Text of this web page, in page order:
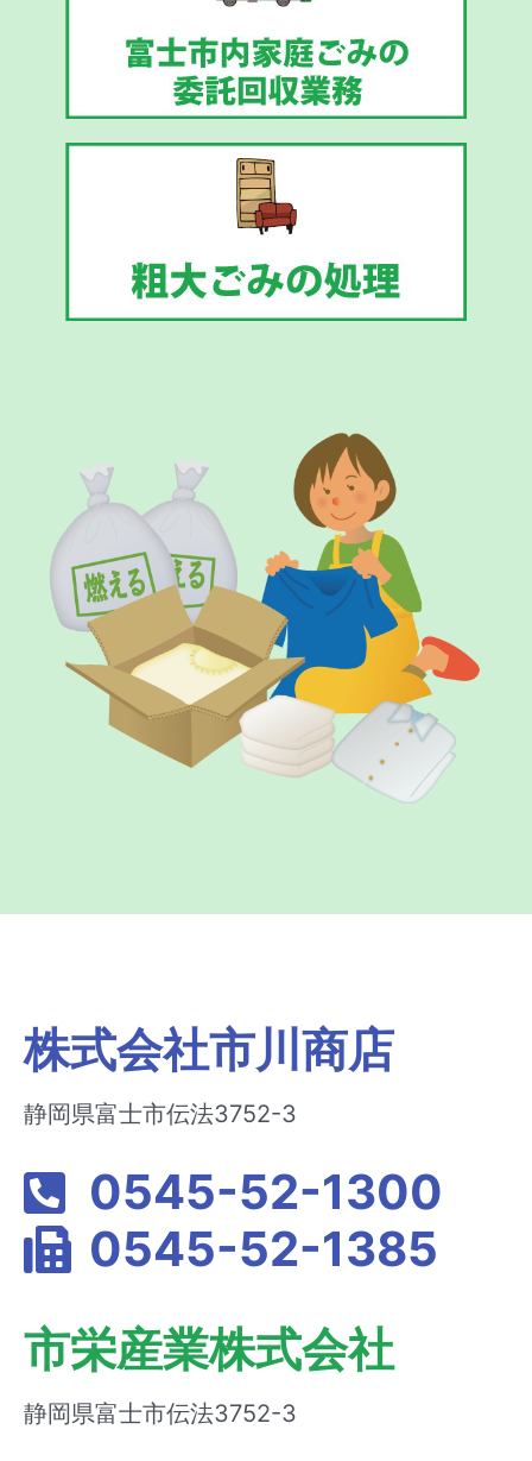
株式会社市川商店
静岡県富士市伝法3752-3
0545-52-1300
0545-52-1385
市栄産業株式会社
静岡県富士市伝法3752-3